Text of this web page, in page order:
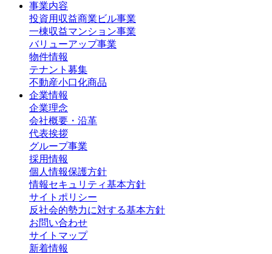
事業内容
投資用収益商業ビル事業
一棟収益マンション事業
バリューアップ事業
物件情報
テナント募集
不動産小口化商品
企業情報
企業理念
会社概要・沿革
代表挨拶
グループ事業
採用情報
個人情報保護方針
情報セキュリティ基本方針
サイトポリシー
反社会的勢力に対する基本方針
お問い合わせ
サイトマップ
新着情報